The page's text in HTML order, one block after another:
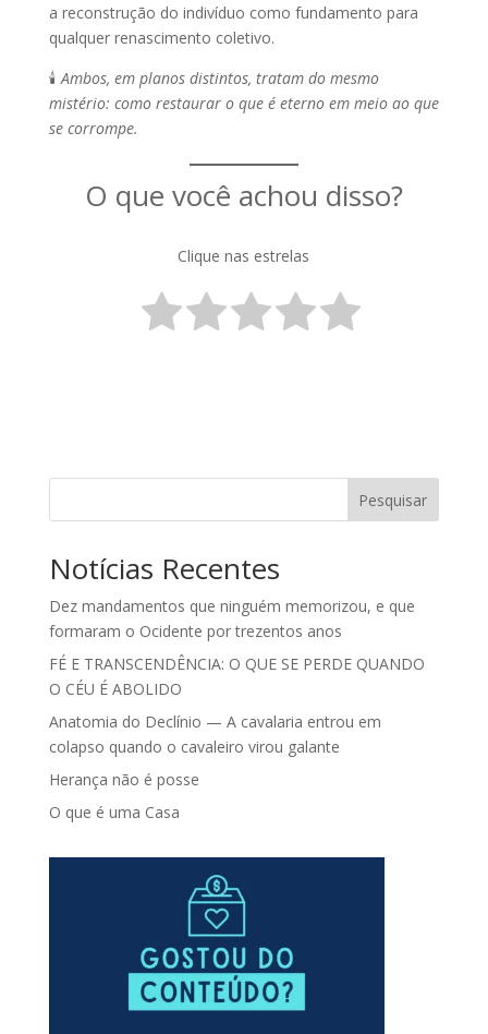
a reconstrução do indivíduo como fundamento para
qualquer renascimento coletivo.
🕯️Ambos, em planos distintos, tratam do mesmo
mistério: como restaurar o que é eterno em meio ao que
se corrompe.
O que você achou disso?
Clique nas estrelas
Pesquisar
Notícias Recentes
Dez mandamentos que ninguém memorizou, e que
formaram o Ocidente por trezentos anos
FÉ E TRANSCENDÊNCIA: O QUE SE PERDE QUANDO
O CÉU É ABOLIDO
Anatomia do Declínio — A cavalaria entrou em
colapso quando o cavaleiro virou galante
Herança não é posse
O que é uma Casa